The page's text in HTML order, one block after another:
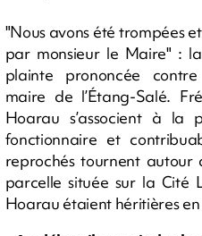
"Nous avons été trompées
par monsieur le Maire" :
plainte prononcée
maire de l’Étang-Salé.
Hoarau s’associent à la
fonctionnaire et
reprochés tournent autour
parcelle située sur la Cité
Hoarau étaient héritières